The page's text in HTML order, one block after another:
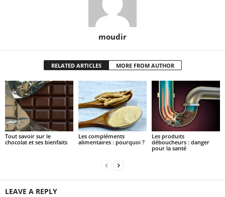
moudir
RELATED ARTICLES MORE FROM AUTHOR
Tout savoir sur le
chocolat et ses bienfaits
Les compléments
alimentaires : pourquoi ?
Les produits
déboucheurs : danger
pour la santé
LEAVE A REPLY